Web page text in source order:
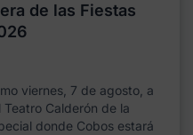
de las Fiestas
viernes, 7 de agosto, a
Calderón de la
donde Cobos estará